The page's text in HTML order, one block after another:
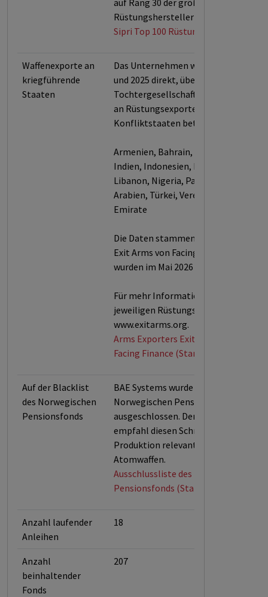
auf Rang 30 der größten
Rüstungshersteller listet.
Sipri Top 100 Rüstungshersteller
Waffenexporte an
kriegführende
Staaten
Das Unternehmen war zwischen 2017
und 2025 direkt, über
Tochtergesellschaften bzw.
an Rüstungsexporten in die
Konfliktstaaten beteiligt:
Armenien, Bahrain, Brasilien,
Indien, Indonesien, Irak, Israel,
Libanon, Nigeria, Pakistan, Saudi-
Arabien, Türkei, Vereinigte Arabische
Emirate
Die Daten stammen aus dem Projekt
Exit Arms von Facing Finance und
wurden im Mai 2026 veröffentlicht.
Für mehr Informationen über die
jeweiligen Rüstungsexporte siehe
www.exitarms.org.
Arms Exporters Exit List (Exitarms)
Facing Finance (Stand: Mai 2026)
Auf der Blacklist
des Norwegischen
Pensionsfonds
BAE Systems wurde im Januar 2018
Norwegischen Pensionsfonds
ausgeschlossen. Der Ethikbeirat
empfahl diesen Schritt wegen der
Produktion relevanter Bestandteile
Atomwaffen.
Ausschlussliste des Norwegischen
Pensionsfonds (Stand April 2026)
Anzahl laufender
Anleihen
18
Anzahl
beinhaltender
Fonds
207